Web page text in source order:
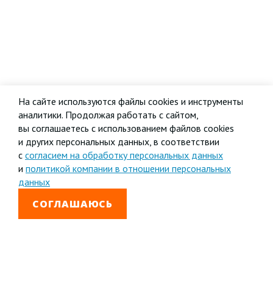
На сайте используются файлы cookies и инструменты
аналитики. Продолжая работать с сайтом,
вы соглашаетесь с использованием файлов cookies
и других персональных данных, в соответствии
с согласием на обработку персональных данных
и политикой компании в отношении персональных
данных
СОГЛАШАЮСЬ